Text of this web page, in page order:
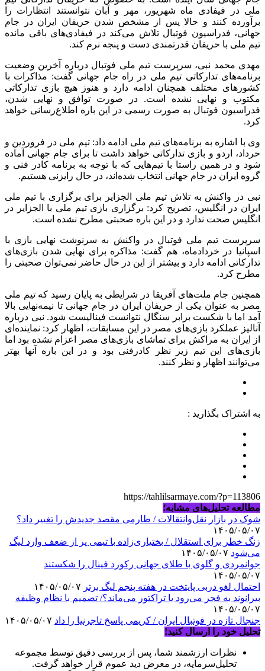
ملی در فیفادی ماه شهریور، مهر و آبان نتوانستند انتظارات را
برآورده کنند و حالا پس از مشخص شدن حریفان ایران در جام
جهانی، فدراسیون فوتبال تلاش می‌کند در فیفادی‌های باقی مانده
تیم ملی با حریفان قدرتمندی دست و پنجه نرم کند.
مهدی محمد نبی، سرپرست تیم ملی فوتبال درباره آخرین وضعیت
برنامه‌های تدارکاتی تیم ملی در راه جام جهانی گفت: مذاکرات با
کشورهای مختلف همچنان ادامه دارد و هنوز هیچ بازی تدارکاتی
مکتوب و نهایی نشده است. در صورت توافق و نهایی شدن،
فدراسیون فوتبال به صورت رسمی در این باره اطلاع‌رسانی خواهد
کرد.
وی با اشاره به برنامه‌های تیم ملی ادامه داد: تیم ملی در فروردین و
خرداد، اردو و بازی تدارکاتی خواهد داشت تا برای جام جهانی آماده
شود و در همین راستا با تیم‌هایی که با توجه به برنامه کادر فنی و
گروه ایران در جام جهانی انتخاب شده‌اند، در حال رایزنی هستیم.
نبی در واکنش به تلاش تیم ملی الجزایر برای برگزاری با تیم ملی
ایران در انگلیس، تصریح کرد: برگزاری بازی تیم ملی با الجزایر در
انگلیس صحت ندارد و در این باره صحبتی مطرح نشده است.
سرپرست تیم ملی فوتبال در واکنش به سرنوشت نهایی بازی با
اسپانیا در خردادماه، هم گفت: مذاکره برای نهایی شدن بازی‌های
تدارکاتی ادامه دارد و بیشتر از این در حال حاضر نمی‌توان صحبتی را
مطرح کرد.
همچنین جام ملت‌های آفریقا در شرایطی به پایان رسید که تیم ملی
مصر به عنوان یکی از حریفان ایران در جام جهانی تا نیمه‌نهایی بالا
آمد اما با شکست برابر سنگال نتوانست فینالیست شود. نبی درباره
آنالیز عملکرد بازی‌های مصر در این مسابقات، اظهار کرد: نماینده‌ای
از ایران به مراکش برای تماشای بازی‌های مصر اعزام نشده بود اما
بازی‌های این تیم زیر نظر کادرفنی بود و در این باره آنها بهتر
می‌توانند اظهار و نظر کنند.
به اشتراک بگذارید :
https://tahlilsarmaye.com/?p=113806
مطالعه تحلیل‌های مشابه؛
شوک در بازار نقل‌وانتقالات / طارمی مقصد جدیدش را تغییر داد؟
۱۴۰۵/۰۵/۰۷
زنگ خطر برای استقلال / بختیاری‌زاده با تیمی پر از ضعف وارد لیگ
می‌شود
جوانمردی و گلوی با طلای جهانی رکورد فینال را شکستند
۱۴۰۵/۰۵/۰۷
احتمال لغو دربی پایتخت در هفته پنجم لیگ برتر
بیرانوند به فجر می‌رود یا تراکتور می‌ماند؟/ تصمیم با نظام وظیفه
۱۴۰۵/۰۵/۰۷
جنجال تازه در فوتبال ایران / کریمی پاسخ تاجرنیا را داد
تحلیل خود را ارسال کنید!
نظرات ارزشمند شما، پس از بررسی دقیق توسط مجموعه
تحلیل‌سرمایه، در معرض دید عموم قرار خواهد گرفت.